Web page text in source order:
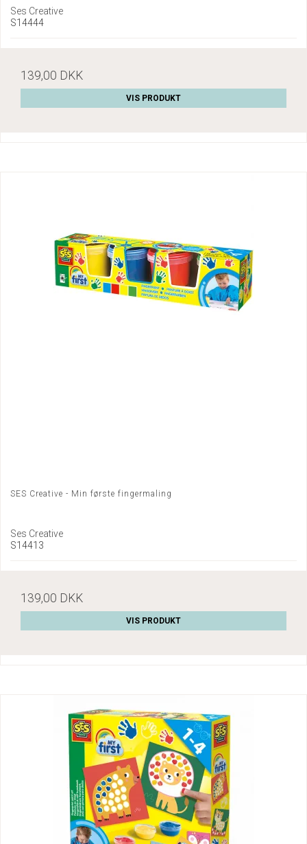
Ses Creative
S14444
139,00 DKK
VIS PRODUKT
SES Creative - Min første fingermaling
Ses Creative
S14413
139,00 DKK
VIS PRODUKT